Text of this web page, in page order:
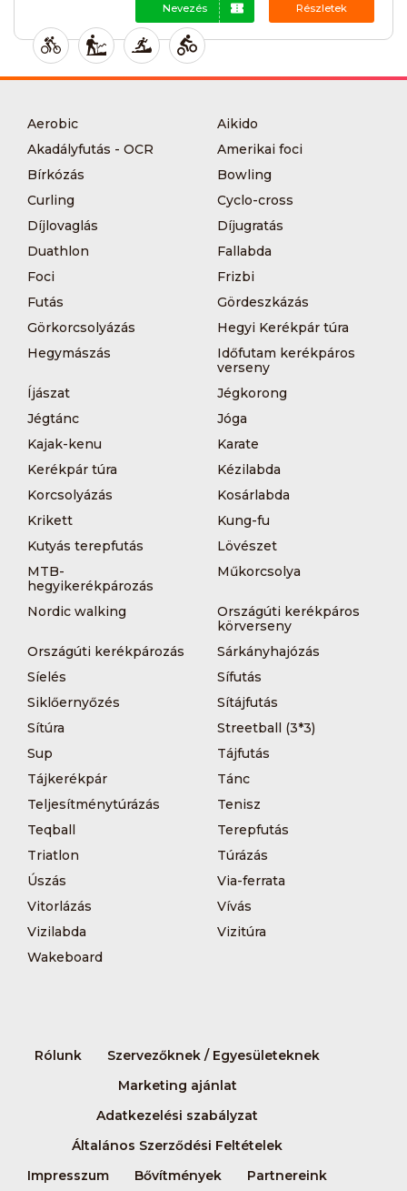
Nevezés Részletek
Aerobic
Aikido
Akadályfutás - OCR
Amerikai foci
Bírkózás
Bowling
Curling
Cyclo-cross
Díjlovaglás
Díjugratás
Duathlon
Fallabda
Foci
Frizbi
Futás
Gördeszkázás
Görkorcsolyázás
Hegyi Kerékpár túra
Hegymászás
Időfutam kerékpáros
verseny
Íjászat
Jégkorong
Jégtánc
Jóga
Kajak-kenu
Karate
Kerékpár túra
Kézilabda
Korcsolyázás
Kosárlabda
Krikett
Kung-fu
Kutyás terepfutás
Lövészet
MTB-
hegyikerékpározás
Műkorcsolya
Nordic walking
Országúti kerékpáros
körverseny
Országúti kerékpározás
Sárkányhajózás
Síelés
Sífutás
Siklőernyőzés
Sítájfutás
Sítúra
Streetball (3*3)
Sup
Tájfutás
Tájkerékpár
Tánc
Teljesítménytúrázás
Tenisz
Teqball
Terepfutás
Triatlon
Túrázás
Úszás
Via-ferrata
Vitorlázás
Vívás
Vizilabda
Vizitúra
Wakeboard
Rólunk
Szervezőknek / Egyesületeknek
Marketing ajánlat
Adatkezelési szabályzat
Általános Szerződési Feltételek
Impresszum
Bővítmények Partnereink